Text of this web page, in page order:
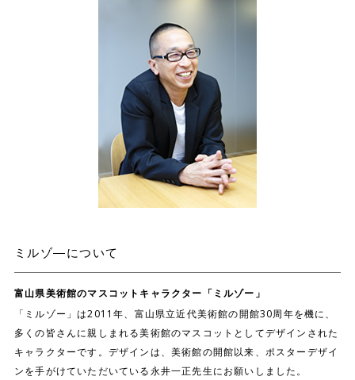
ミルゾ―について
富山県美術館のマスコットキャラクター「ミルゾー」
「ミルゾー」は2011年、富山県立近代美術館の開館30周年を機に、
多くの皆さんに親しまれる美術館のマスコットとしてデザインされた
キャラクターです。デザインは、美術館の開館以来、ポスターデザイ
ンを手がけていただいている永井一正先生にお願いしました。